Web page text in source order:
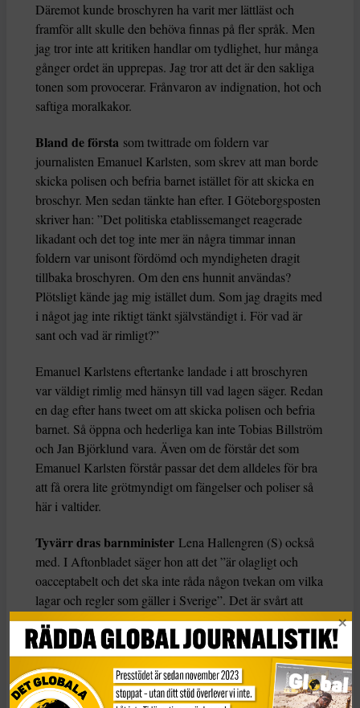
Däremot kunde broschyren ha varit mer lättläst och
framför allt skulle den behöva finnas på fler språk. Men
jag tror inte att kritiken handlar om tydlighet, hur många
gånger ordet än upprepas. Jag tror att det är den sakliga
tonen som provocerar. Frånvaron av indignation, hot och
saftiga moralkakor.
Bland de första som twittrade om foldern var
journalisten Emanuel Karlsten, som skrev att man borde
skicka polisen och befria barnet istället för att skicka en
broschyr. Men sedan tänkte han efter. I Göteborgsposten
skriver han: ”Det politiska etablissemanget reagerade
likadant och det tog inte mer än några timmar innan
foldern var unisont fördömd och myndigheten dragit
tillbaka broschyren. Om den ens hunnit användas?
Plötsligt kände jag mig istället dum. Som jag dragits med
i något jag inte riktigt tänkt självständigt i. För vad är
sant och vad är rimligt?”
Emanuel Karlstens eftertanke landade i att broschyren
var väldigt rimlig med hänsyn till vad lagen säger. Redan
en dag efter hans tweet om att skicka polisen och befria
barnet. Så öppna och hederliga kan inte Tobias Billström
och Jan Björklund vara. Även om de förstår det som
Emanuel Karlsten förstår passar det dem alldeles för bra
att få orera lite grötmyndigt om fängelser och poliser så
här i valtider.
Tyvärr dras barnminister Lena Hallengren (S) också
med. I Aftonbladet säger hon att det ”är olagligt och
oacceptabelt och det ska inte råda någon tvekan om vilka
lagar och regler som gäller i Sverige”. Det är svårt att
tänka sig att hon har läst texten, för i den står vad som är
olagligt och oacceptabelt och vilka lagar och regler som
gäller. Det verkar som om hon har förskräckts av
Twitterstormen och reagerat med ryggmärgen. Och så,
redan ett par dagar efter att broschyren kom ut, är den